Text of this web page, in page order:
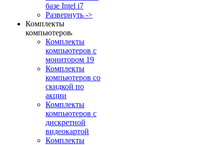
базе Intel i7
Развернуть ->
Комплекты
компьютеров
Комплекты
компьютеров с
монитором 19
Комплекты
компьютеров со
скидкой по
акции
Комплекты
компьютеров с
дискретной
видеокартой
Комплекты